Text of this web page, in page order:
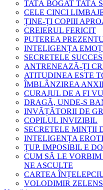
TATĂ BOGAT TATĂ
CELE CINCI
ȚINE-ȚI COPIII
CREIERUL FERICIT
PUTEREA
INTELIGENȚA
SECRETELE
ANTRENEAZĂ-ȚI
ATITUDINEA ESTE
ÎMBLÂNZIREA
CURAJUL DE A FI
DRAGĂ, UNDE-S
INVĂȚĂTORII DE
COPILUL INVIZIBIL
SECRETELE MINȚII
INTELIGENȚA
ȚUP. IMPOSIBIL E
CUM SĂ LE
NE ASCULTE
CARTEA
VOLODIMIR